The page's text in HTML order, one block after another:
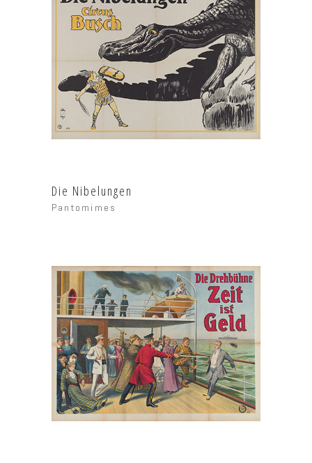
Die Nibelungen
Pantomimes